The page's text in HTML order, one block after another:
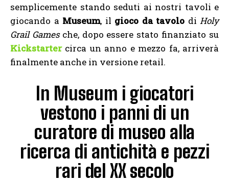
semplicemente stando seduti ai nostri tavoli e
giocando a Museum, il gioco da tavolo di Holy
Grail Games che, dopo essere stato finanziato su
Kickstartercirca un anno e mezzo fa, arriverà
finalmente anche in versione retail.
In Museum i giocatori
vestono i panni di un
curatore di museo alla
ricerca di antichità e pezzi
rari del XX secolo